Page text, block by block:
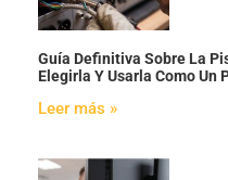
Guía Definitiva Sobre La
Elegirla Y Usarla Como Un
Leer más »